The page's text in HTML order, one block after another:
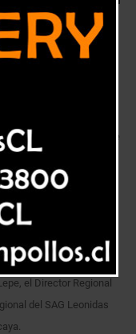
la Gobernadora
Humberto
Torregrosa
La Ligua que
mitigar los efectos de
de alimento en
el que fue presidido por
la
el Secretario
el Director Regional
del SAG Leonidas